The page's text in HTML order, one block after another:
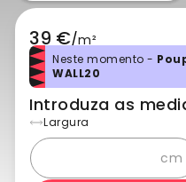
39 €/m²
Neste momento -
WALL20
Introduza as
Largura
cm